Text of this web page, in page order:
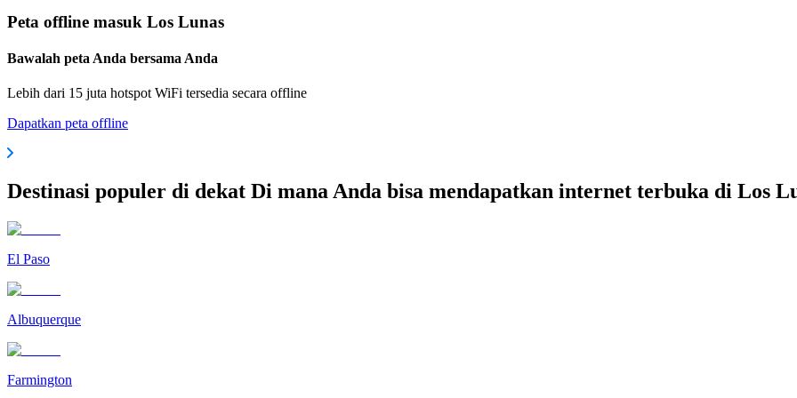
Peta offline masuk Los Lunas
Bawalah peta Anda bersama Anda
Lebih dari 15 juta hotspot WiFi tersedia secara offline
Dapatkan peta offline
Destinasi populer di dekat Di mana Anda bisa mendapatkan internet terbuka di Los
El Paso
Albuquerque
Farmington